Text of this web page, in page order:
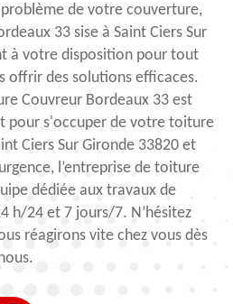
de votre couverture,
33 sise à Saint Ciers Sur
à votre disposition pour tout
offrir des solutions efficaces.
Couvreur Bordeaux 33 est
pour s'occuper de votre toiture
Ciers Sur Gironde 33820 et
l’entreprise de toiture
dédiée aux travaux de
h/24 et 7 jours/7. N’hésitez
réagirons vite chez vous dès